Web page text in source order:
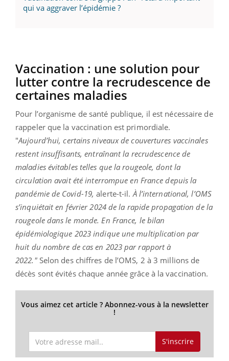
qui va aggraver l’épidémie ?
Vaccination : une solution pour
lutter contre la recrudescence de
certaines maladies
Pour l’organisme de santé publique, il est nécessaire de
rappeler que la vaccination est primordiale.
"Aujourd’hui, certains niveaux de couvertures vaccinales
restent insuffisants, entraînant la recrudescence de
maladies évitables telles que la rougeole, dont la
circulation avait été interrompue en France depuis la
pandémie de Covid-19, alerte-t-il. À l’international, l’OMS
s’inquiétait en février 2024 de la rapide propagation de la
rougeole dans le monde. En France, le bilan
épidémiologique 2023 indique une multiplication par
huit du nombre de cas en 2023 par rapport à
2022." Selon des chiffres de l’OMS, 2 à 3 millions de
décès sont évités chaque année grâce à la vaccination.
Vous aimez cet article ? Abonnez-vous à la newsletter
!
S'inscrire